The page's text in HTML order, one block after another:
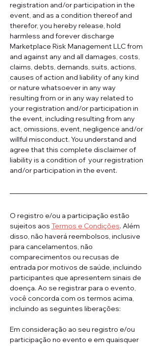
registration and/or participation in the
event, and as a condition thereof and
therefor, you hereby release, hold
harmless and forever discharge
Marketplace Risk Management LLC from
and against any and all damages, costs,
claims, debts, demands, suits, actions,
causes of action and liability of any kind
or nature whatsoever in any way
resulting from or in any way related to
your registration and/or participation in
the event, including resulting from any
act, omissions, event, negligence and/or
willful misconduct. You understand and
agree that this complete disclaimer of
liability is a condition of  your registration
and/or participation in the event.
O registro e/ou a participação estão
sujeitos aos Termos e Condições. Além
disso, não haverá reembolsos, inclusive
para cancelamentos, não
comparecimentos ou recusas de
entrada por motivos de saúde, incluindo
participantes que apresentem sinais de
doença. Ao se registrar para o evento,
você concorda com os termos acima,
incluindo as seguintes liberações:
Em consideração ao seu registro e/ou
participação no evento e em quaisquer